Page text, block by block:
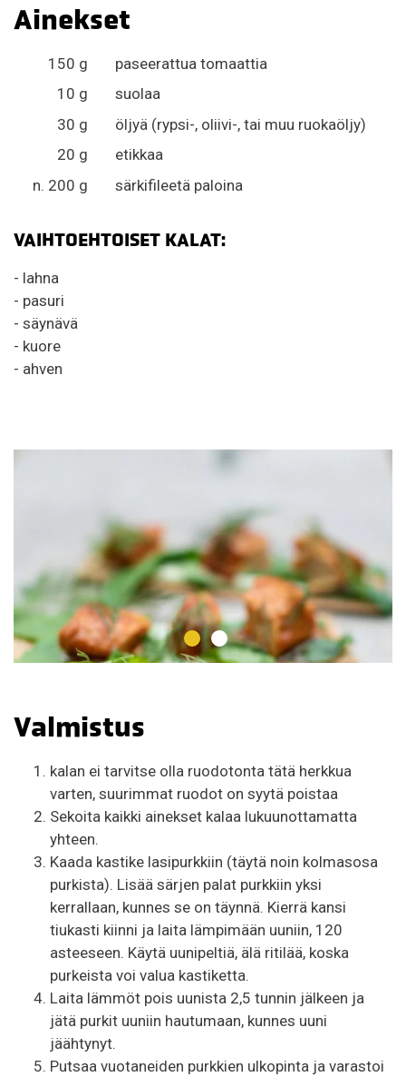
Ainekset
150 g
paseerattua tomaattia
10 g
suolaa
30 g
öljyä (rypsi-, oliivi-, tai muu ruokaöljy)
20 g
etikkaa
n. 200 g
särkifileetä paloina
VAIHTOEHTOISET KALAT:
- lahna
- pasuri
- säynävä
- kuore
- ahven
Valmistus
kalan ei tarvitse olla ruodotonta tätä herkkua
varten, suurimmat ruodot on syytä poistaa
Sekoita kaikki ainekset kalaa lukuunottamatta
yhteen.
Kaada kastike lasipurkkiin (täytä noin kolmasosa
purkista). Lisää särjen palat purkkiin yksi
kerrallaan, kunnes se on täynnä. Kierrä kansi
tiukasti kiinni ja laita lämpimään uuniin, 120
asteeseen. Käytä uunipeltiä, älä ritilää, koska
purkeista voi valua kastiketta.
Laita lämmöt pois uunista 2,5 tunnin jälkeen ja
jätä purkit uuniin hautumaan, kunnes uuni
jäähtynyt.
Putsaa vuotaneiden purkkien ulkopinta ja varastoi